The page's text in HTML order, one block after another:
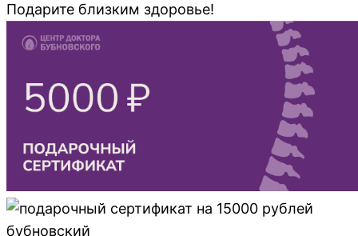
Подарите близким здоровье!